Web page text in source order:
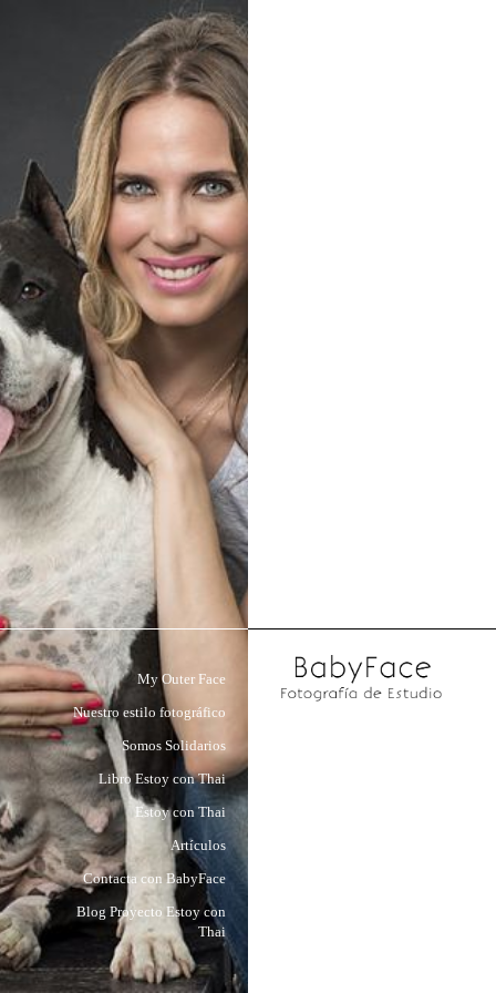
My Outer Face
Nuestro estilo fotográfico
Somos Solidarios
Libro Estoy con Thai
Estoy con Thai
Artículos
Contacta con BabyFace
Blog Proyecto Estoy con
Thai